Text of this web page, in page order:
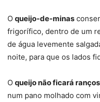
O queijo-de-minas
frigorífico, dentro de um
de água levemente
noite, para que os lados
O queijo não ficará
num pano molhado com